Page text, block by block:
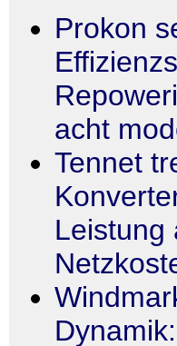
Prokon
acht
Tennet
Leistung